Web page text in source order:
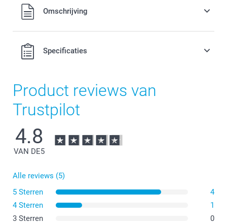
Alle prijzen zijn in EURO (€) inclusief BTW en exclusief
verzendkosten.Omschrijving
Specificaties
Product reviews van
Trustpilot
4.8
VAN DE5
Alle reviews (5)
5 Sterren
4
4 Sterren
1
3 Sterren
0